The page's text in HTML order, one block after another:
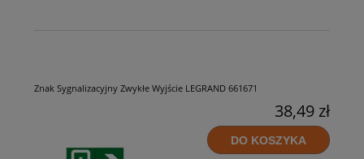
Znak Sygnalizacyjny Zwykłe Wyjście LEGRAND 661671
38,49 zł
DO KOSZYKA